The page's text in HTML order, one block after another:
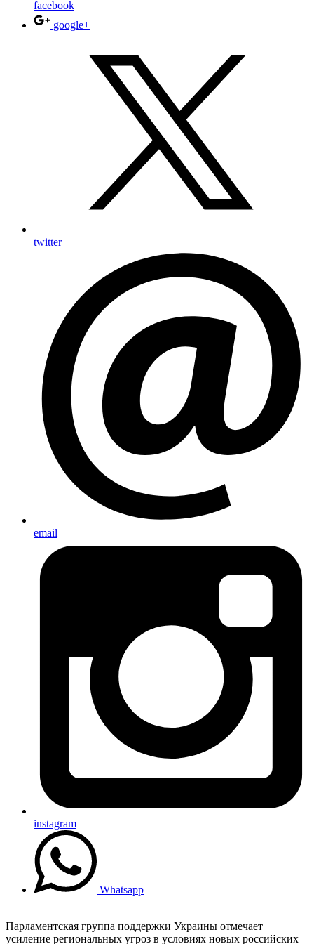
facebook
google+
twitter
email
instagram
Whatsapp
Парламентская группа поддержки Украины отмечает
усиление региональных угроз в условиях новых российских